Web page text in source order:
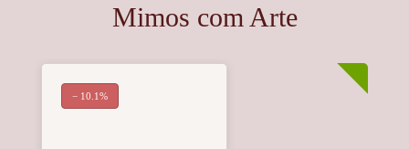
Mimos com Arte
− 10.1%